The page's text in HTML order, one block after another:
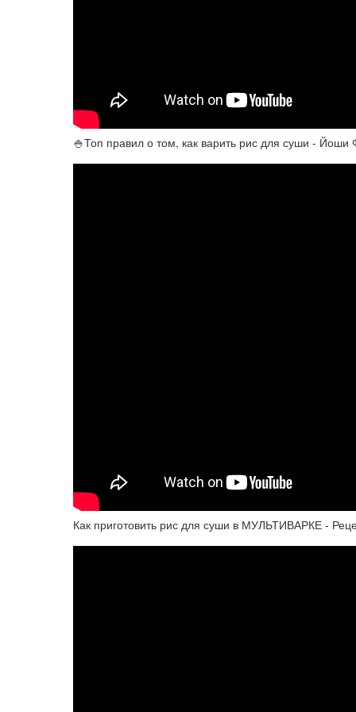
🍚Топ правил о том, как варить рис для суши - Йоши
Как приготовить рис для суши в МУЛЬТИВАРКЕ -